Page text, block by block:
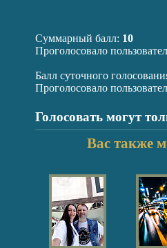
Суммарный балл: 10
Проголосовало
Балл суточного
Проголосовало
Голосовать могут
Вас также